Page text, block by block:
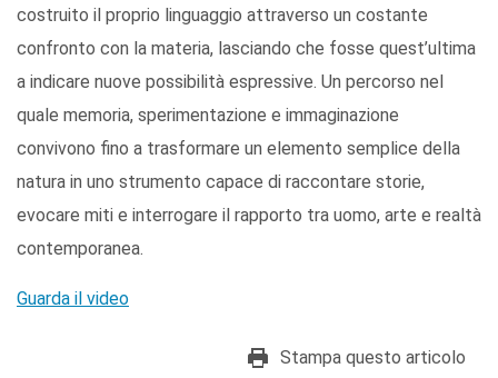
costruito il proprio linguaggio attraverso un costante
confronto con la materia, lasciando che fosse quest’ultima
a indicare nuove possibilità espressive. Un percorso nel
quale memoria, sperimentazione e immaginazione
convivono fino a trasformare un elemento semplice della
natura in uno strumento capace di raccontare storie,
evocare miti e interrogare il rapporto tra uomo, arte e realtà
contemporanea.
Guarda il video
Stampa questo articolo